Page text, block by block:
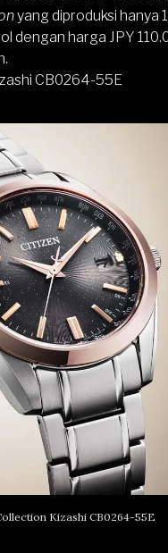
yang diproduksi hanya
dengan harga JPY
CB0264-55E
Kizashi CB0264-55E